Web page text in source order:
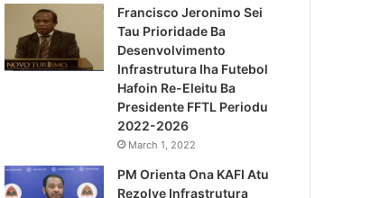
Kazu Transferénsia
Singapura, Advogadu
Francisco Jeronimo Sei
Tau Prioridade Ba
Desenvolvimento
Infrastrutura Iha Futebol
Hafoin Re-Eleitu Ba
Presidente FFTL Periodu
2022-2026
March 1, 2022
PM Orienta Ona KAFI Atu
Rezolve Infrastrutura